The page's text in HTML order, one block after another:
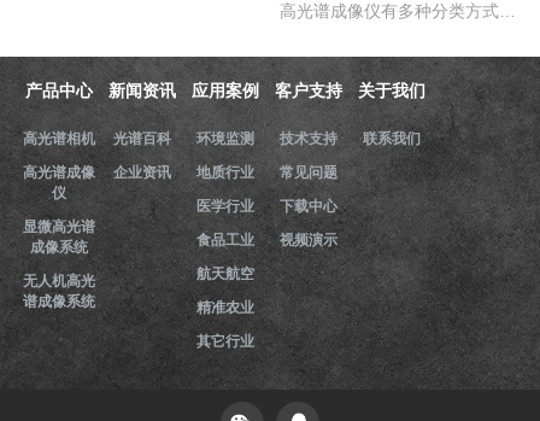
高光谱成像仪有多种分类方式，按照重构理论分类，可以分为直接型光谱成像仪和间接型光谱成像仪。那么，直接型光谱成像仪和间接型光谱成像仪什么区别？下文对直接型光谱成像..
产品中心
高光谱相机
高光谱成像
仪
显微高光谱
成像系统
无人机高光
谱成像系统
新闻资讯
光谱百科
企业资讯
应用案例
环境监测
地质行业
医学行业
食品工业
航天航空
精准农业
其它行业
客户支持
技术支持
常见问题
下载中心
视频演示
关于我们
联系我们